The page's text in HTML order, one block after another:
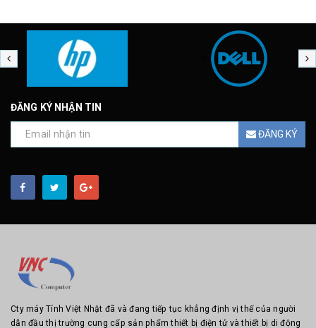
ĐĂNG KÝ NHẬN TIN
ĐĂNG KÝ
Cty máy Tính Việt Nhật đã và đang tiếp tục khẳng định vị thế của người
dẫn đầu thị trường cung cấp sản phẩm thiết bị điện tử và thiết bị di động